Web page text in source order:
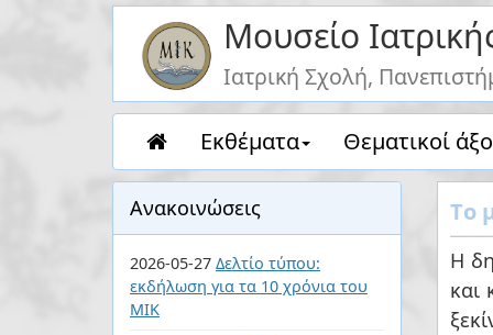
Μουσείο
Ιατρική Σχολή,
Eκθέματα Θεματικοί
Ανακοινώσεις
2026-05-27 Δελτίο τύπου:
εκδήλωση για τα 10 χρόνια του
ΜΙΚ
Tο
Η
και